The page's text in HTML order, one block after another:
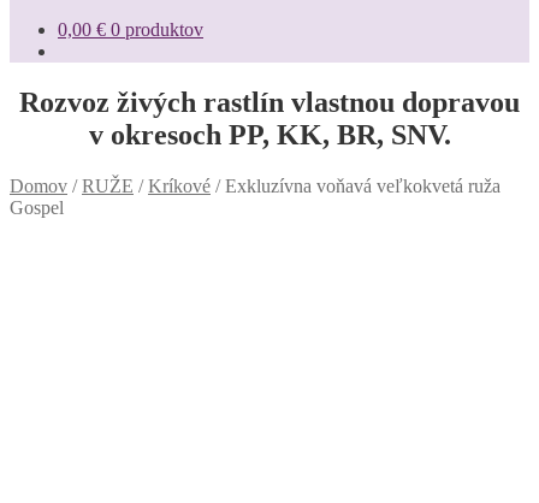
0,00 € 0 produktov
Rozvoz živých rastlín vlastnou dopravou
v okresoch PP, KK, BR, SNV.
Domov /RUŽE /Kríkové /Exkluzívna voňavá veľkokvetá ruža
Gospel